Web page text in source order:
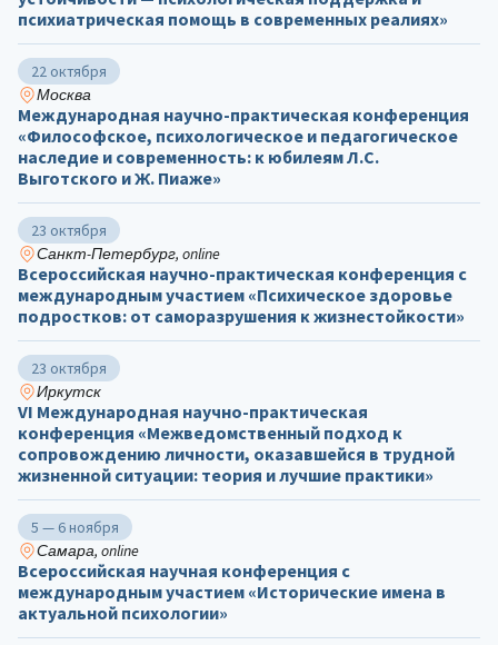
психиатрическая помощь в современных реалиях»
22 октября
Москва
Международная научно-практическая конференция
«Философское, психологическое и педагогическое
наследие и современность: к юбилеям Л.С.
Выготского и Ж. Пиаже»
23 октября
Санкт-Петербург, online
Всероссийская научно-практическая конференция с
международным участием «Психическое здоровье
подростков: от саморазрушения к жизнестойкости»
23 октября
Иркутск
VI Международная научно-практическая
конференция «Межведомственный подход к
сопровождению личности, оказавшейся в трудной
жизненной ситуации: теория и лучшие практики»
5 — 6 ноября
Самара, online
Всероссийская научная конференция с
международным участием «Исторические имена в
актуальной психологии»